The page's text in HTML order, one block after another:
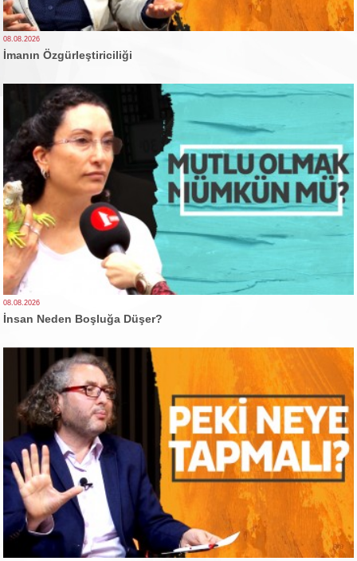
08.08.2026
İmanın Özgürleştiriciliği
08.08.2026
İnsan Neden Boşluğa Düşer?